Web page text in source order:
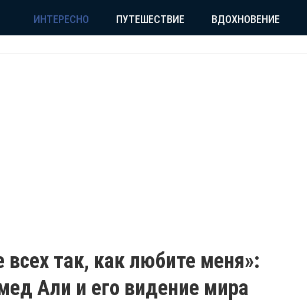
ИНТЕРЕСНО ПУТЕШЕСТВИЕ ВДОХНОВЕНИЕ
всех так, как любите меня»:
Али и его видение мира